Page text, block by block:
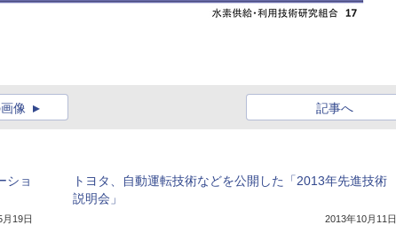
記事へ
像
ショ
19日
トヨタ、自動運転技術などを公開した「2013年先進技術
説明会」
2013年10月11日